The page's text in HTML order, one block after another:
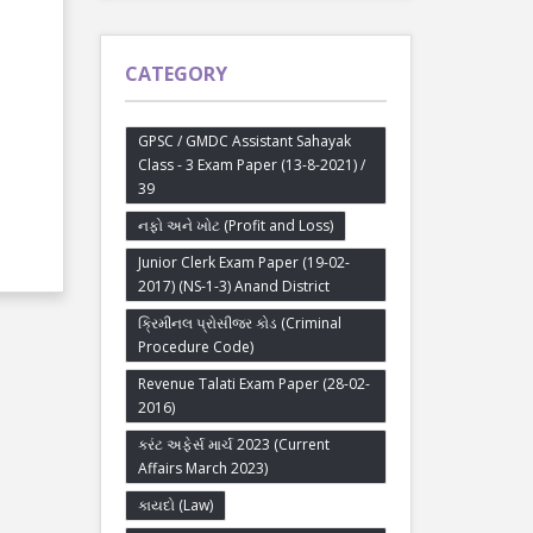
CATEGORY
GPSC / GMDC Assistant Sahayak
Class - 3 Exam Paper (13-8-2021) /
39
નફો અને ખોટ (Profit and Loss)
Junior Clerk Exam Paper (19-02-
2017) (NS-1-3) Anand District
ક્રિમીનલ પ્રોસીજર કોડ (Criminal
Procedure Code)
Revenue Talati Exam Paper (28-02-
2016)
કરંટ અફેર્સ માર્ચ 2023 (Current
Affairs March 2023)
કાયદો (Law)